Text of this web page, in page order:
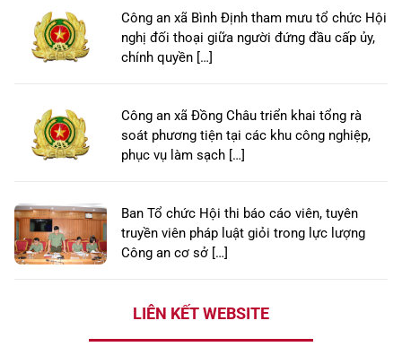
Công an xã Bình Định tham mưu tổ chức Hội
nghị đối thoại giữa người đứng đầu cấp ủy,
chính quyền […]
Công an xã Đồng Châu triển khai tổng rà
soát phương tiện tại các khu công nghiệp,
phục vụ làm sạch […]
Ban Tổ chức Hội thi báo cáo viên, tuyên
truyền viên pháp luật giỏi trong lực lượng
Công an cơ sở […]
LIÊN KẾT WEBSITE